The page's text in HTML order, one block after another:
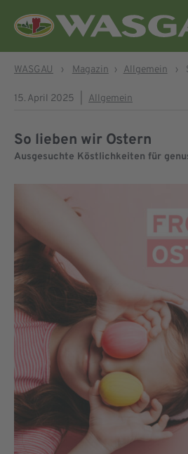
WASGAU › Magazin › Allgemein ›
15. April 2025 Allgemein
So lieben wir Ostern
Ausgesuchte Köstlichkeiten für